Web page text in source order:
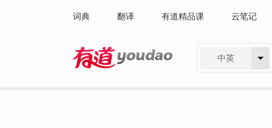
词典 翻译 有道精品课 云笔记
中英